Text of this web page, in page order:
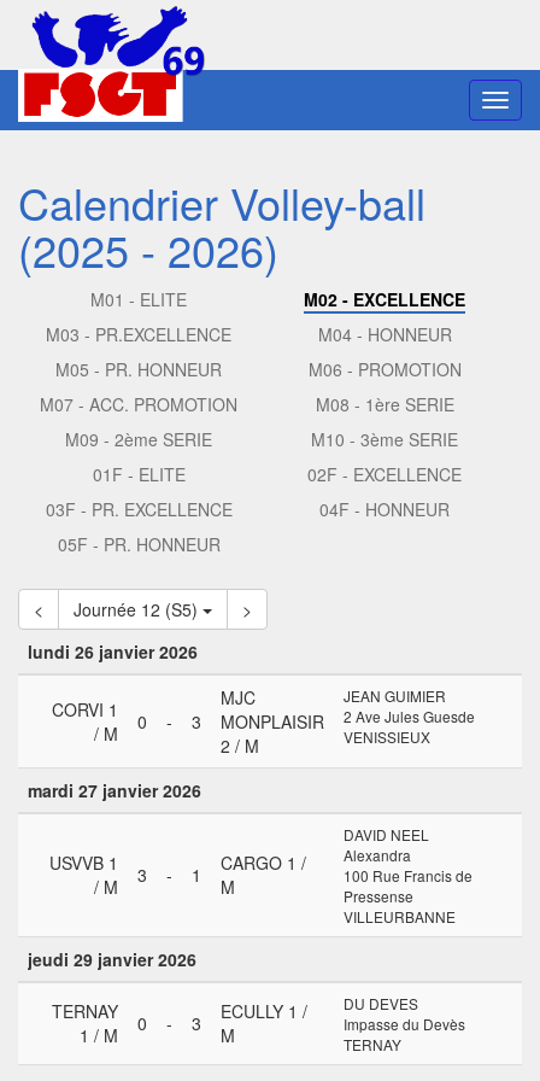
Calendrier Volley-ball
(2025 - 2026)
M01 - ELITE
M02 - EXCELLENCE
M03 - PR.EXCELLENCE
M04 - HONNEUR
M05 - PR. HONNEUR
M06 - PROMOTION
M07 - ACC. PROMOTION
M08 - 1ère SERIE
M09 - 2ème SERIE
M10 - 3ème SERIE
01F - ELITE
02F - EXCELLENCE
03F - PR. EXCELLENCE
04F - HONNEUR
05F - PR. HONNEUR
< Journée 12 (S5)
>
lundi 26 janvier 2026
CORVI 1
/ M
0 - 3
MJC
MONPLAISIR
2 / M
JEAN GUIMIER
2 Ave Jules Guesde
VENISSIEUX
mardi 27 janvier 2026
USVVB 1
/ M
3 - 1
CARGO 1 /
M
DAVID NEEL
Alexandra
100 Rue Francis de
Pressense
VILLEURBANNE
jeudi 29 janvier 2026
TERNAY
1 / M
0 - 3
ECULLY 1 /
M
DU DEVES
Impasse du Devès
TERNAY